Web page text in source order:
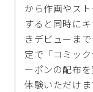
から作画やス
すると同時に
きデビューま
定で「コミッ
ーポンの配布
体験いただけ